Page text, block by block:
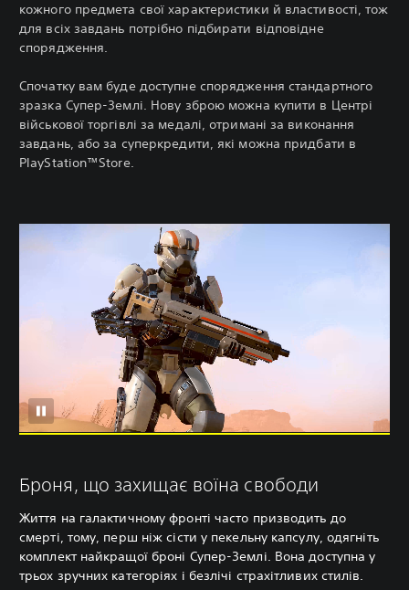
кожного предмета свої характеристики й властивості, тож
для всіх завдань потрібно підбирати відповідне
спорядження.
Спочатку вам буде доступне спорядження стандартного
зразка Супер-Землі. Нову зброю можна купити в Центрі
військової торгівлі за медалі, отримані за виконання
завдань, або за суперкредити, які можна придбати в
PlayStation™Store.
Броня, що захищає воїна свободи
Життя на галактичному фронті часто призводить до
смерті, тому, перш ніж сісти у пекельну капсулу, одягніть
комплект найкращої броні Супер-Землі. Вона доступна у
трьох зручних категоріях і безлічі страхітливих стилів.